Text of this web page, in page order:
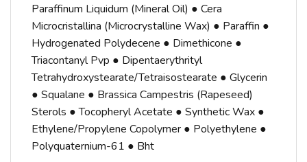
Paraffinum Liquidum (Mineral Oil) ● Cera
Microcristallina (Microcrystalline Wax) ● Paraffin ●
Hydrogenated Polydecene ● Dimethicone ●
Triacontanyl Pvp ● Dipentaerythrityl
Tetrahydroxystearate/Tetraisostearate ● Glycerin
● Squalane ● Brassica Campestris (Rapeseed)
Sterols ● Tocopheryl Acetate ● Synthetic Wax ●
Ethylene/Propylene Copolymer ● Polyethylene ●
Polyquaternium-61 ● Bht